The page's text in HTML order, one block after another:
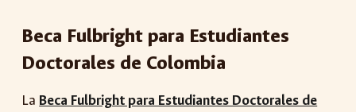
Beca Fulbright para Estudiantes
Doctorales de Colombia
La Beca Fulbright para Estudiantes Doctorales de